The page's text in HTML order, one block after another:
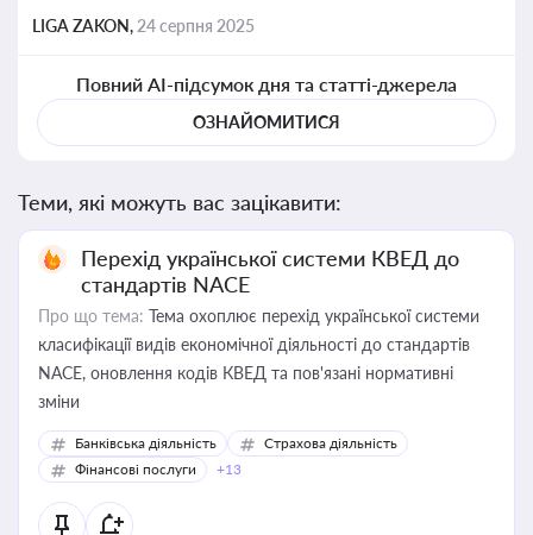
LIGA ZAKON, 24 серпня 2025
Повний AI-підсумок дня та статті-джерела
ОЗНАЙОМИТИСЯ
Теми, які можуть вас зацікавити:
Перехід української системи КВЕД до
стандартів NACE
Про що тема: Тема охоплює перехід української системи
класифікації видів економічної діяльності до стандартів
NACE, оновлення кодів КВЕД та пов'язані нормативні
зміни
Банківська діяльність
Страхова діяльність
Фінансові послуги
+13